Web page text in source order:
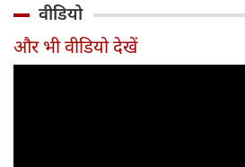
सावधान
का जन्म
वीडियो
और भी वीडियो देखें